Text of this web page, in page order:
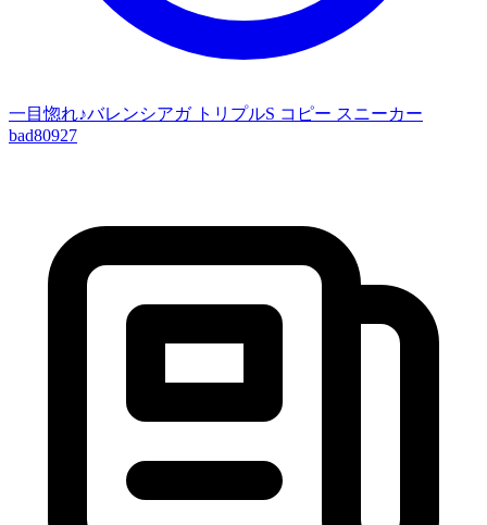
一目惚れ♪バレンシアガ トリプルS コピー スニーカー
bad80927